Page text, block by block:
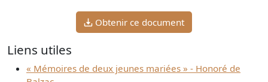
Obtenir ce document
Liens utiles
« Mémoires de deux jeunes mariées » - Honoré de